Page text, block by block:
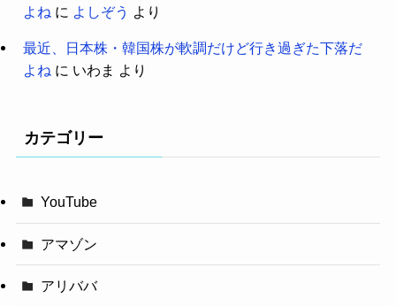
よね に よしぞう より
最近、日本株・韓国株が軟調だけど行き過ぎた下落だ
よね に いわま より
カテゴリー
YouTube
アマゾン
アリババ